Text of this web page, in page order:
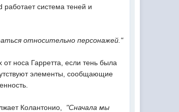
система теней и
относительно персонажей."
носа Гарретта, если тень была
элементы, сообщающие
Колантонио,  "Сначала мы